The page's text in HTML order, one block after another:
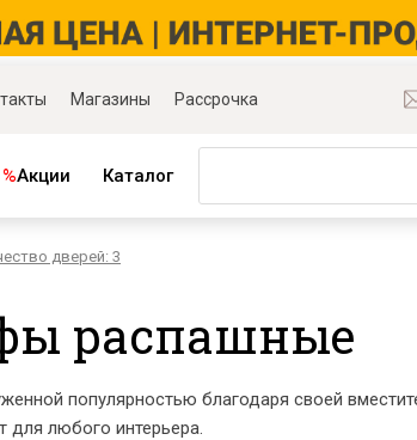
Магазины Рассрочка
%Акции Каталог
мебель
спальни
детской
прихожей
кабинета
Распродажа
Наматрасники
дверей: 3
распашные
популярностью благодаря своей
любого интерьера.